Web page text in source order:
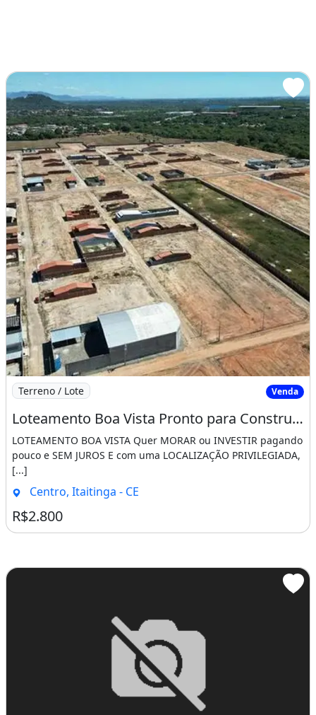
Imagem: Loteamento Boa Vista Pronto para Construir
Terreno / Lote Venda
Loteamento Boa Vista Pronto para Construir Saia do Aluguel Agora!!!!. Salmos 23 4
LOTEAMENTO BOA VISTA Quer MORAR ou INVESTIR pagando
pouco e SEM JUROS E com uma LOCALIZAÇÃO PRIVILEGIADA,
[...]
Centro, Itaitinga - CE
R$2.800